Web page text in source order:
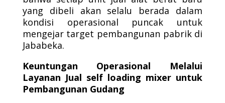
yang dibeli akan selalu berada dalam
kondisi operasional puncak untuk
mengejar target pembangunan pabrik di
Jababeka.
Keuntungan Operasional Melalui
Layanan Jual self loading mixer untuk
Pembangunan Gudang